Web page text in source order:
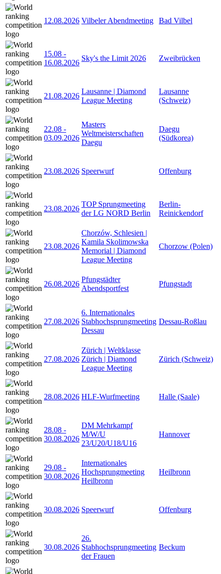
12.08.2026 Vilbeler Abendmeeting Bad Vilbel
15.08 -
16.08.2026
Sky's the Limit 2026 Zweibrücken
21.08.2026
Lausanne | Diamond
League Meeting
Lausanne
(Schweiz)
22.08 -
03.09.2026
Masters
Weltmeisterschaften
Daegu
Daegu
(Südkorea)
23.08.2026 Speerwurf Offenburg
23.08.2026
TOP Sprungmeeting
der LG NORD Berlin
Berlin-
Reinickendorf
23.08.2026
Chorzów, Schlesien |
Kamila Skolimowska
Memorial | Diamond
League Meeting
Chorzow (Polen)
26.08.2026
Pfungstädter
Abendsportfest
Pfungstadt
27.08.2026
6. Internationales
Stabhochsprungmeeting
Dessau
Dessau-Roßlau
27.08.2026
Zürich | Weltklasse
Zürich | Diamond
League Meeting
Zürich (Schweiz)
28.08.2026 HLF-Wurfmeeting Halle (Saale)
28.08 -
30.08.2026
DM Mehrkampf
M/W/U
23/U20/U18/U16
Hannover
29.08 -
30.08.2026
Internationales
Hochsprungmeeting
Heilbronn
Heilbronn
30.08.2026 Speerwurf Offenburg
30.08.2026
26.
Stabhochsprungmeeting
der Frauen
Beckum